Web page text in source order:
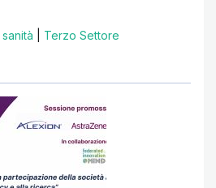
sanità Terzo Settore